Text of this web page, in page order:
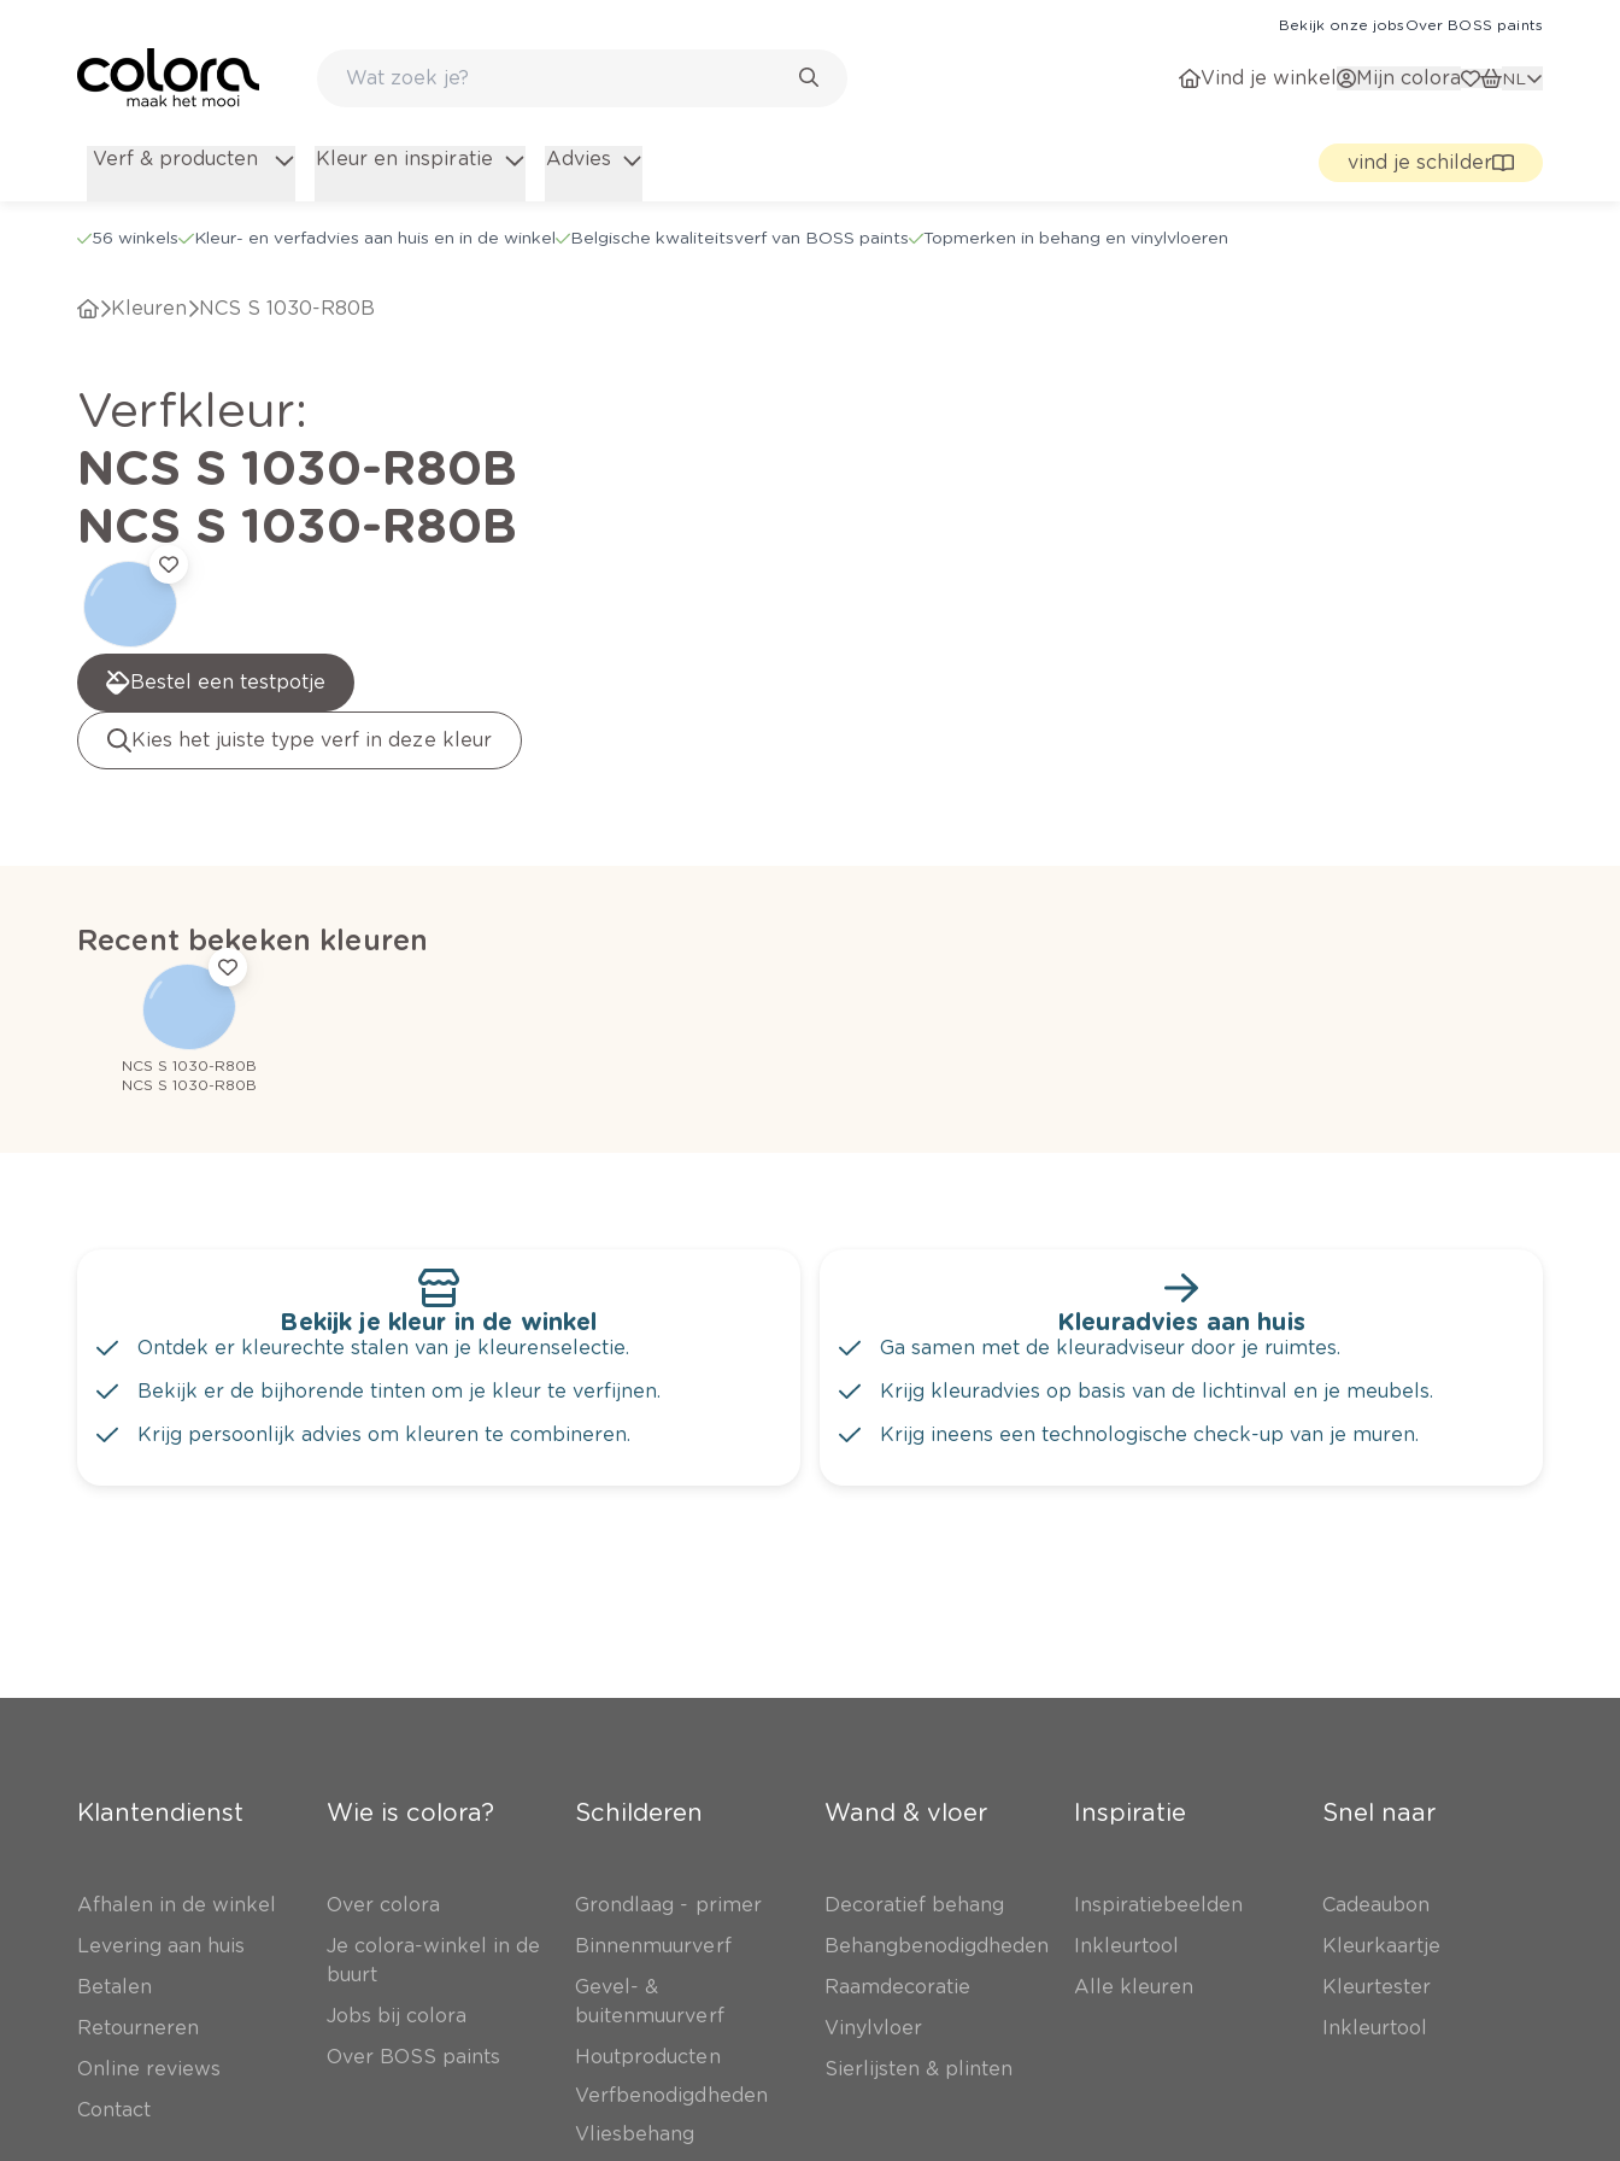
Bekijk onze jobs Over BOSS paints
Vind je winkel Mijn colora NL
Verf & producten Kleur en inspiratie Advies vind je schilder
56 winkels Kleur- en verfadvies aan huis en in de winkel Belgische kwaliteitsverf van BOSS paints Topmerken in behang en vinylvloeren
Kleuren NCS S 1030-R80B
verfkleur:
NCS S 1030-R80B
NCS S 1030-R80B
Bestel een testpotje
Kies het juiste type verf in deze kleur
Recent bekeken kleuren
NCS S 1030-R80B
NCS S 1030-R80B
Bekijk je kleur in de winkel
Ontdek er kleurechte stalen van je kleurenselectie.
Bekijk er de bijhorende tinten om je kleur te verfijnen.
Krijg persoonlijk advies om kleuren te combineren.
Kleuradvies aan huis
Ga samen met de kleuradviseur door je ruimtes.
Krijg kleuradvies op basis van de lichtinval en je meubels.
Krijg ineens een technologische check-up van je muren.
Klantendienst
Afhalen in de winkel
Levering aan huis
Betalen
Retourneren
Online reviews
Contact
Wie is colora?
Over colora
Je colora-winkel in de
buurt
Jobs bij colora
Over BOSS paints
Schilderen
Grondlaag - primer
Binnenmuurverf
Gevel- &
buitenmuurverf
Houtproducten
Verfbenodigdheden
Vliesbehang
Wand & vloer
Decoratief behang
Behangbenodigdheden
Raamdecoratie
Vinylvloer
Sierlijsten & plinten
Inspiratie
Inspiratiebeelden
Inkleurtool
Alle kleuren
Snel naar
Cadeaubon
Kleurkaartje
Kleurtester
Inkleurtool